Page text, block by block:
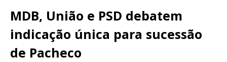
MDB, União e PSD debatem
indicação única para sucessão
de Pacheco